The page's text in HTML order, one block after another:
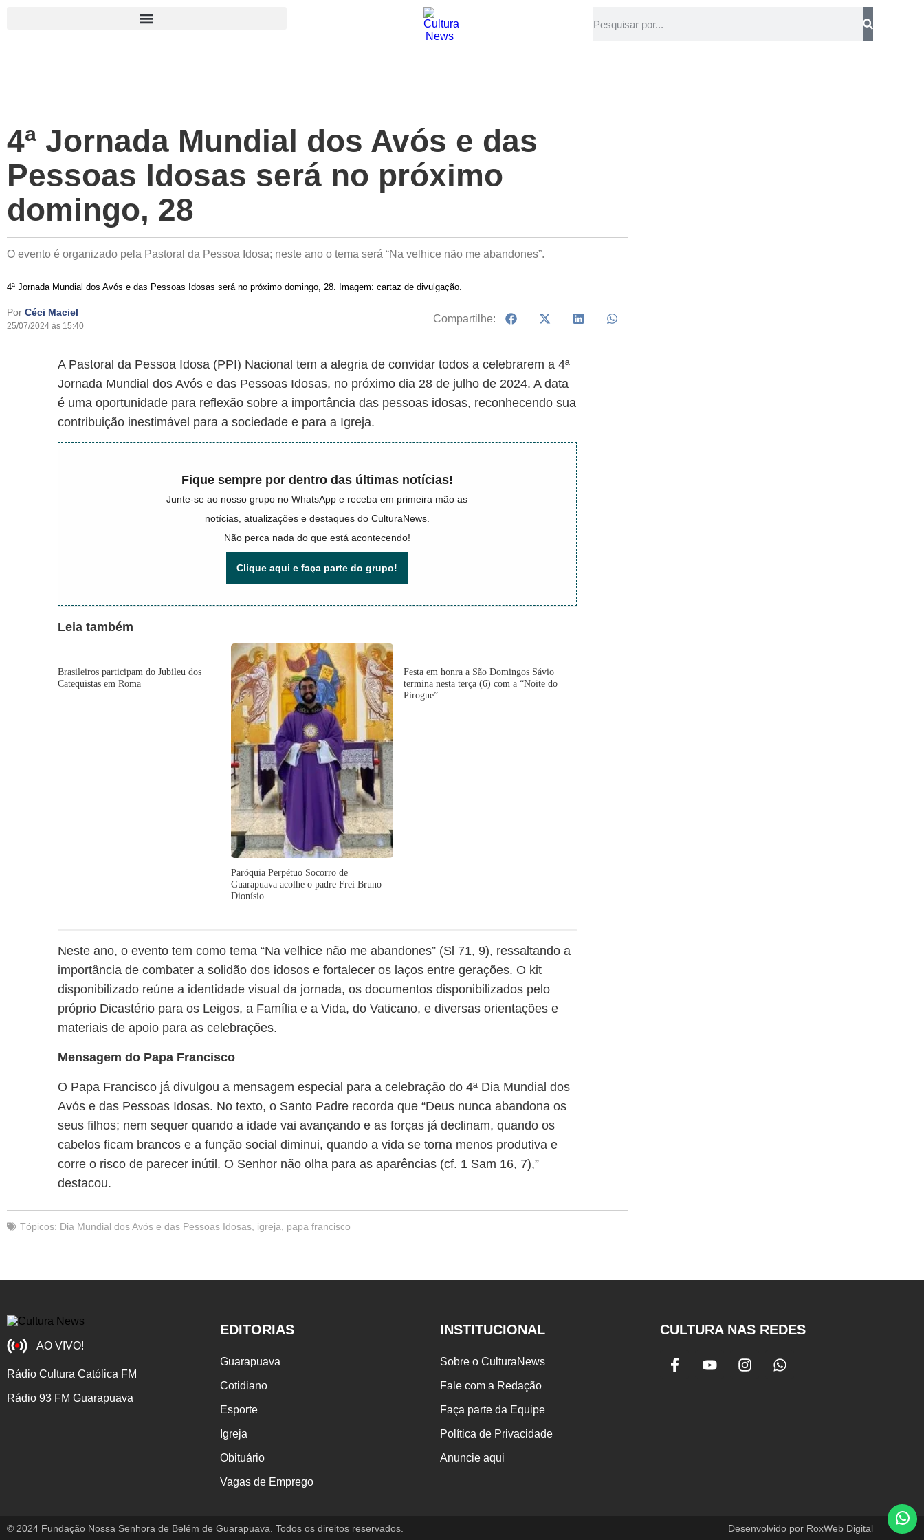
4ª Jornada Mundial dos Avós e das
Pessoas Idosas será no próximo
domingo, 28
O evento é organizado pela Pastoral da Pessoa Idosa; neste ano o tema será “Na velhice não me abandones”.
4ª Jornada Mundial dos Avós e das Pessoas Idosas será no próximo domingo, 28. Imagem: cartaz de divulgação.
Por Céci Maciel
25/07/2024 às 15:40
Compartilhe:
A Pastoral da Pessoa Idosa (PPI) Nacional tem a alegria de convidar todos a celebrarem a 4ª
Jornada Mundial dos Avós e das Pessoas Idosas, no próximo dia 28 de julho de 2024. A data
é uma oportunidade para reflexão sobre a importância das pessoas idosas, reconhecendo sua
contribuição inestimável para a sociedade e para a Igreja.
Fique sempre por dentro das últimas notícias!
Junte-se ao nosso grupo no WhatsApp e receba em primeira mão as
notícias, atualizações e destaques do CulturaNews.
Não perca nada do que está acontecendo!
Clique aqui e faça parte do grupo!
Leia também
Brasileiros participam do Jubileu dos
Catequistas em Roma
Paróquia Perpétuo Socorro de
Guarapuava acolhe o padre Frei Bruno
Dionísio
Festa em honra a São Domingos Sávio
termina nesta terça (6) com a “Noite do
Pirogue”
Neste ano, o evento tem como tema “Na velhice não me abandones” (Sl 71, 9), ressaltando a
importância de combater a solidão dos idosos e fortalecer os laços entre gerações. O kit
disponibilizado reúne a identidade visual da jornada, os documentos disponibilizados pelo
próprio Dicastério para os Leigos, a Família e a Vida, do Vaticano, e diversas orientações e
materiais de apoio para as celebrações.
Mensagem do Papa Francisco
O Papa Francisco já divulgou a mensagem especial para a celebração do 4ª Dia Mundial dos
Avós e das Pessoas Idosas. No texto, o Santo Padre recorda que “Deus nunca abandona os
seus filhos; nem sequer quando a idade vai avançando e as forças já declinam, quando os
cabelos ficam brancos e a função social diminui, quando a vida se torna menos produtiva e
corre o risco de parecer inútil. O Senhor não olha para as aparências (cf. 1 Sam 16, 7),”
destacou.
Tópicos: Dia Mundial dos Avós e das Pessoas Idosas igreja papa francisco
AO VIVO!
Rádio Cultura Católica FM
Rádio 93 FM Guarapuava
EDITORIAS
Guarapuava
Cotidiano
Esporte
Igreja
Obituário
Vagas de Emprego
INSTITUCIONAL
Sobre o CulturaNews
Fale com a Redação
Faça parte da Equipe
Política de Privacidade
Anuncie aqui
CULTURA NAS REDES
© 2024 Fundação Nossa Senhora de Belém de Guarapuava. Todos os direitos reservados. Desenvolvido por RoxWeb Digital